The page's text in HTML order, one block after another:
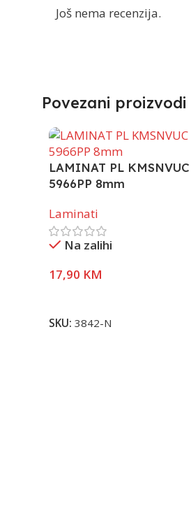
Još nema recenzija.
Povezani proizvodi
LAMINAT PL KMSNVUC
5966PP 8mm
Laminati
Na zalihi
17,90 KM
SKU: 3842-N